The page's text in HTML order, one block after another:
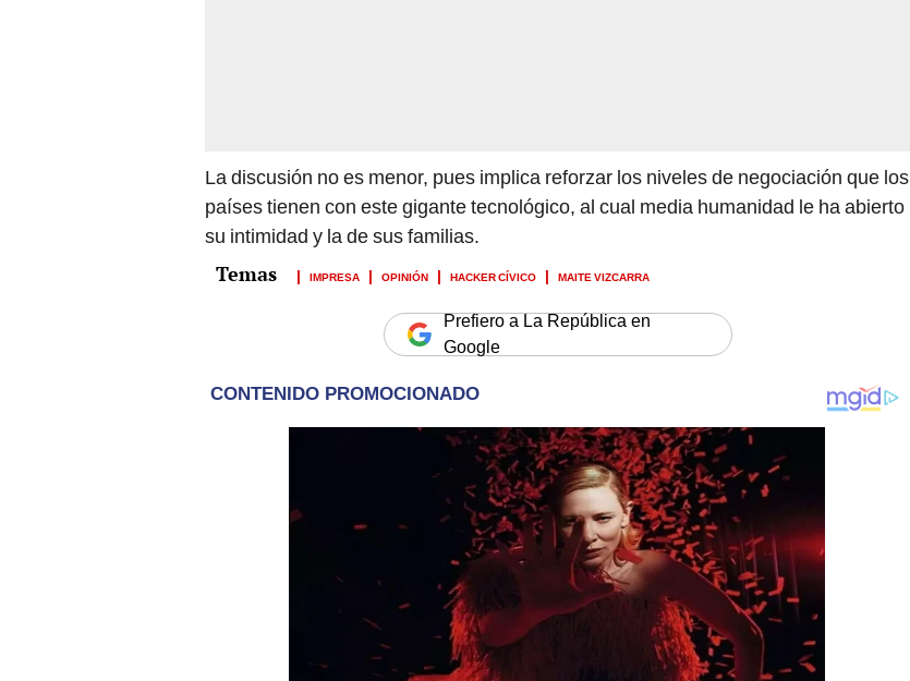
La discusión no es menor, pues implica reforzar los niveles de negociación que los
países tienen con este gigante tecnológico, al cual media humanidad le ha abierto
su intimidad y la de sus familias.
IMPRESA OPINIÓN HACKER CÍVICO MAITE VIZCARRA
Prefiero a La República en
Google